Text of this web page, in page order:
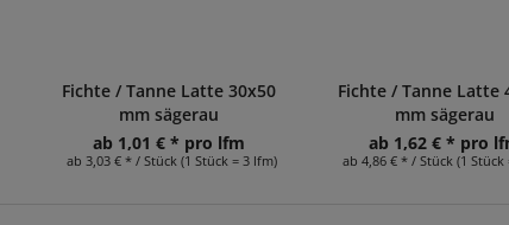
Fichte / Tanne Latte 30x50
mm sägerau
ab 1,01 € * pro lfm
ab 3,03 € * / Stück (1 Stück = 3 lfm)
Fichte / Tanne Latte
mm sägerau
ab 1,62 € * pro
ab 4,86 € * / Stück (1 Stück